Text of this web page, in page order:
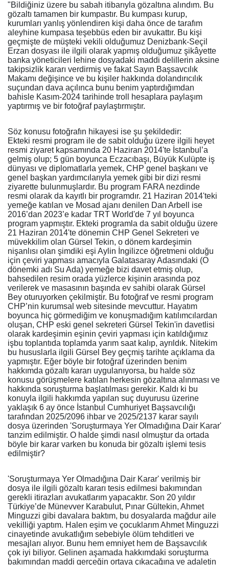
"Bildiğiniz üzere bu sabah itibarıyla gözaltına alındım. Bu
gözaltı tamamen bir kumpastır. Bu kumpası kurup,
kurumları yanlış yönlendiren kişi daha önce de tarafım
aleyhine kumpasa teşebbüs eden bir avukattır. Bu kişi
geçmişte de müşteki vekili olduğumuz Denizbank-Seçil
Erzan dosyası ile ilgili olarak yapmış olduğumuz şikâyette
banka yöneticileri lehine dosyadaki maddi delillerin aksine
takipsizlik kararı verdirmiş ve fakat Sayın Başsavcılık
Makamı değişince ve bu kişiler hakkında dolandırıcılık
suçundan dava açılınca bunu benim yaptırdığımdan
bahisle Kasım-2024 tarihinde troll hesaplara paylaşım
yaptırmış ve bir fotoğraf paylaştırmıştır.
Söz konusu fotoğrafın hikayesi ise şu şekildedir:
Ekteki resmi program ile de sabit olduğu üzere ilgili heyet
resmi ziyaret kapsamında 20 Haziran 2014'te İstanbul’a
gelmiş olup; 5 gün boyunca Eczacıbaşı, Büyük Kulüpte iş
dünyası ve diplomatlarla yemek, CHP genel başkanı ve
genel başkan yardımcılarıyla yemek gibi bir dizi resmi
ziyarette bulunmuşlardır. Bu program FARA nezdinde
resmi olarak da kayıtlı bir programdır. 21 Haziran 2014'teki
yemeğe katılan ve Mosad ajanı denilen Dan Arbell ise
2016’dan 2023’e kadar TRT World'de 7 yıl boyunca
program yapmıştır. Ekteki programla da sabit olduğu üzere
21 Haziran 2014'te dönemin CHP Genel Sekreteri ve
müvekkilim olan Gürsel Tekin, o dönem kardeşimin
nişanlısı olan şimdiki eşi Aylin İngilizce öğretmeni olduğu
için çeviri yapması amacıyla Galatasaray Adasındaki (O
dönemki adı Su Ada) yemeğe bizi davet etmiş olup,
bahsedilen resim orada yüzlerce kişinin arasında poz
verilerek ve masasının başında ev sahibi olarak Gürsel
Bey oturuyorken çekilmiştir. Bu fotoğraf ve resmi program
CHP’nin kurumsal web sitesinde mevcuttur. Hayatım
boyunca hiç görmediğim ve konuşmadığım katılımcılardan
oluşan, CHP eski genel sekreteri Gürsel Tekin'in davetlisi
olarak kardeşimin eşinin çeviri yapması için katıldığımız
işbu toplantıda toplamda yarım saat kalıp, ayrıldık. Nitekim
bu hususlarla ilgili Gürsel Bey geçmiş tarihte açıklama da
yapmıştır. Eğer böyle bir fotoğraf üzerinden benim
hakkımda gözaltı kararı uygulanıyorsa, bu halde söz
konusu görüşmelere katılan herkesin gözaltına alınması ve
hakkında soruşturma başlatılması gerekir. Kaldı ki bu
konuyla ilgili hakkımda yapılan suç duyurusu üzerine
yaklaşık 6 ay önce İstanbul Cumhuriyet Başsavcılığı
tarafından 2025/2096 ihbar ve 2025/2137 karar sayılı
dosya üzerinden 'Soruşturmaya Yer Olmadığına Dair Karar'
tanzim edilmiştir. O halde şimdi nasıl olmuştur da ortada
böyle bir karar varken bu konuda bir gözaltı işlemi tesis
edilmiştir?
'Soruşturmaya Yer Olmadığına Dair Karar' verilmiş bir
dosya ile ilgili gözaltı kararı tesis edilmesi bakımından
gerekli itirazları avukatlarım yapacaktır. Son 20 yıldır
Türkiye’de Münevver Karabulut, Pınar Gültekin, Ahmet
Minguzzi gibi davalara baktım, bu dosyalarda mağdur aile
vekilliği yaptım. Halen eşim ve çocuklarım Ahmet Minguzzi
cinayetinde avukatlığım sebebiyle ölüm tehditleri ve
mesajları alıyor. Bunu hem emniyet hem de Başsavcılık
çok iyi biliyor. Gelinen aşamada hakkımdaki soruşturma
bakımından maddi gerçeğin ortaya çıkacağına ve adaletin